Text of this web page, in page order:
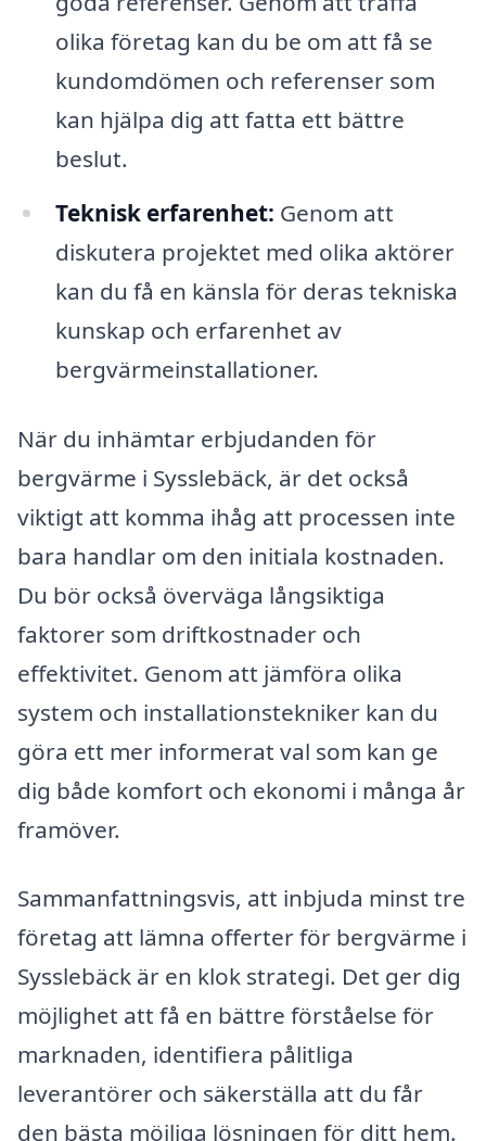
olika företag kan du be om att få se
kundomdömen och referenser som
kan hjälpa dig att fatta ett bättre
beslut.
Teknisk erfarenhet: Genom att
diskutera projektet med olika aktörer
kan du få en känsla för deras tekniska
kunskap och erfarenhet av
bergvärmeinstallationer.
När du inhämtar erbjudanden för
bergvärme i Sysslebäck, är det också
viktigt att komma ihåg att processen inte
bara handlar om den initiala kostnaden.
Du bör också överväga långsiktiga
faktorer som driftkostnader och
effektivitet. Genom att jämföra olika
system och installationstekniker kan du
göra ett mer informerat val som kan ge
dig både komfort och ekonomi i många år
framöver.
Sammanfattningsvis, att inbjuda minst tre
företag att lämna offerter för bergvärme i
Sysslebäck är en klok strategi. Det ger dig
möjlighet att få en bättre förståelse för
marknaden, identifiera pålitliga
leverantörer och säkerställa att du får
den bästa möjliga lösningen för ditt hem.